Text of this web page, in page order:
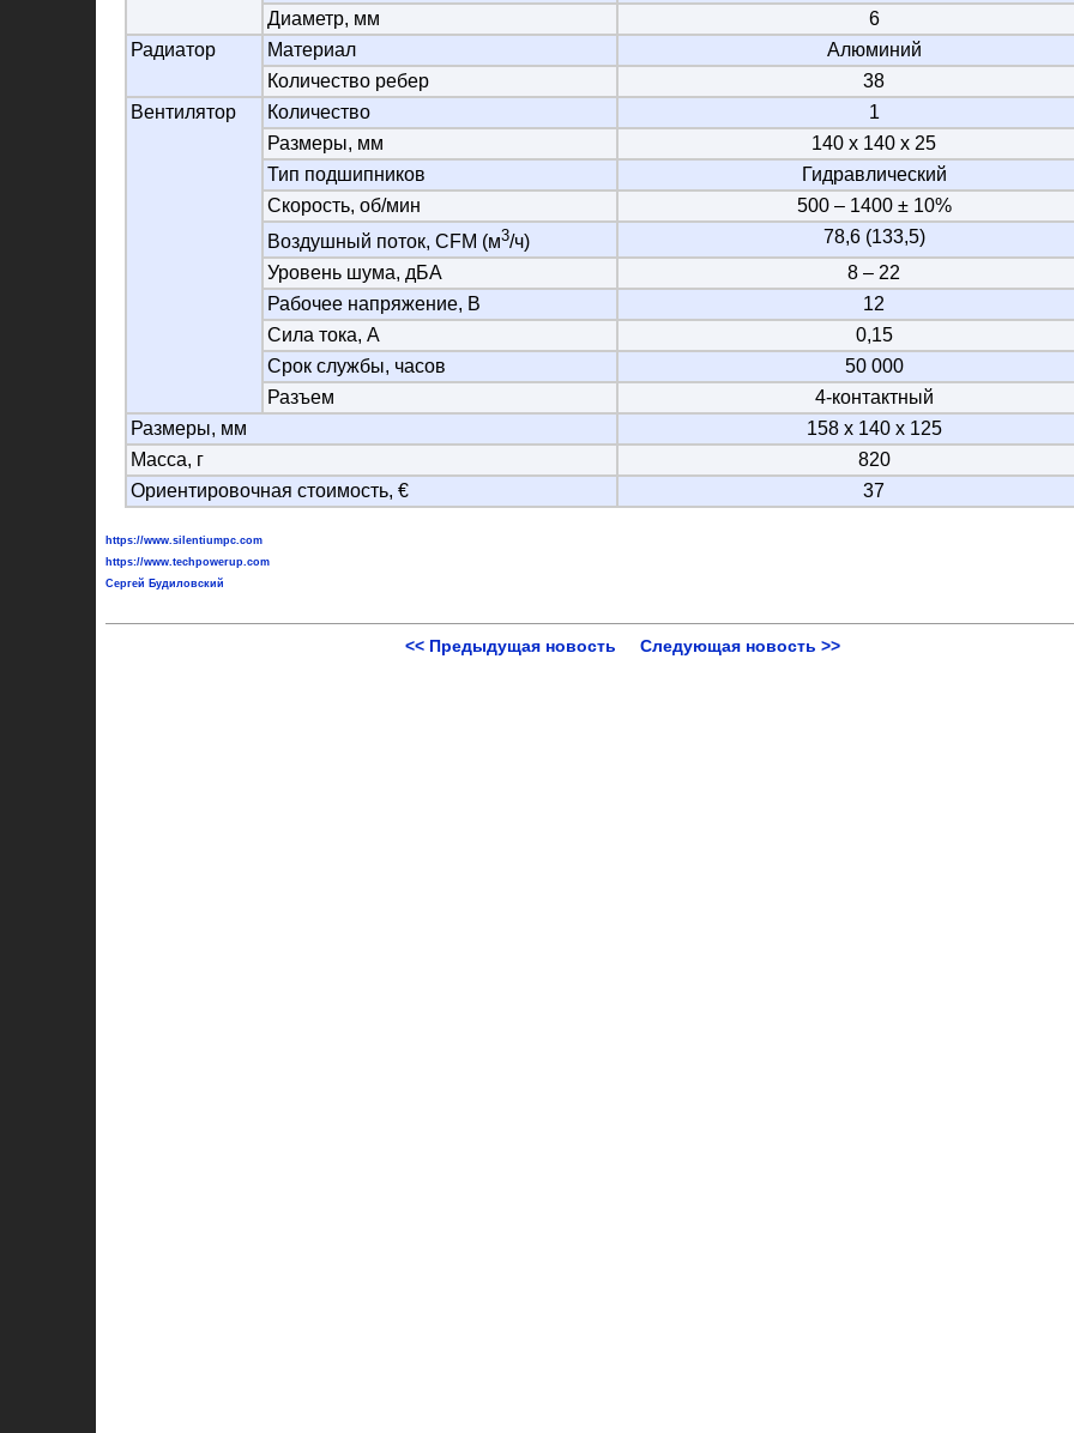
Диаметр, мм
6
Радиатор
Материал
Алюминий
Количество ребер
38
Вентилятор
Количество
1
Размеры, мм
140 х 140 х 25
Тип подшипников
Гидравлический
Скорость, об/мин
500 – 1400 ± 10%
Воздушный поток, CFM (м3/ч)
78,6 (133,5)
Уровень шума, дБА
8 – 22
Рабочее напряжение, В
12
Сила тока, А
0,15
Срок службы, часов
50 000
Разъем
4-контактный
Размеры, мм
158 х 140 х 125
Масса, г
820
Ориентировочная стоимость, €
37
https://www.silentiumpc.com
https://www.techpowerup.com
Сергей Будиловский
<< Предыдущая новость Следующая новость >>